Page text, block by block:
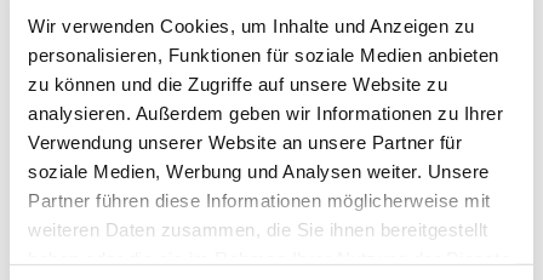
Wir verwenden Cookies, um Inhalte und Anzeigen zu
personalisieren, Funktionen für soziale Medien anbieten
zu können und die Zugriffe auf unsere Website zu
analysieren. Außerdem geben wir Informationen zu Ihrer
Verwendung unserer Website an unsere Partner für
soziale Medien, Werbung und Analysen weiter. Unsere
Partner führen diese Informationen möglicherweise mit
weiteren Daten zusammen, die Sie ihnen bereitgestellt
Hügelstraße 14
42277 Wuppertal
0202 640446
Montag
11:30 - 17:00
11:30 - 16:00